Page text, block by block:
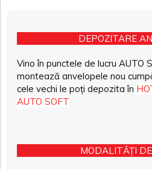
DEPOZITARE
Vino în punctele de lucru AUTO
montează anvelopele nou
cele vechi le poți depozita în
AUTO SOFT
MODALITĂȚI